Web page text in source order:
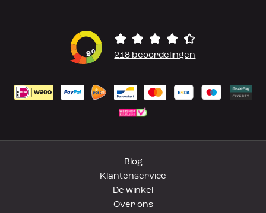
90 218 beoordelingen
Blog
Klantenservice
De winkel
Over ons